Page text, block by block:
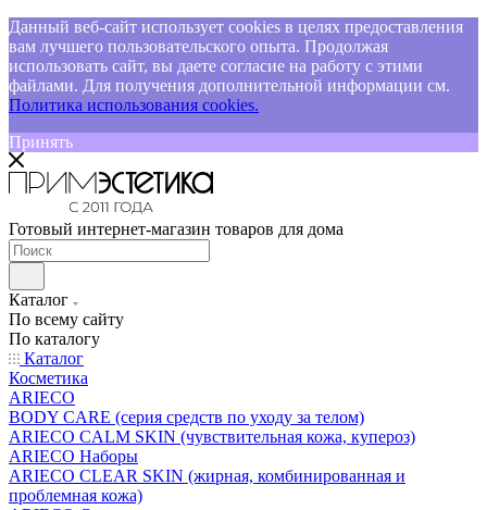
Данный веб-сайт использует cookies в целях предоставления
вам лучшего пользовательского опыта. Продолжая
использовать сайт, вы даете согласие на работу с этими
файлами. Для получения дополнительной информации см.
Политика использования cookies.
Принять
Готовый интернет-магазин товаров для дома
Каталог
По всему сайту
По каталогу
Каталог
Косметика
ARIECO
BODY CARE (серия средств по уходу за телом)
ARIECO CALM SKIN (чувствительная кожа, купероз)
ARIECO Наборы
ARIECO CLEAR SKIN (жирная, комбинированная и
проблемная кожа)